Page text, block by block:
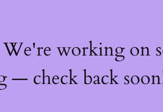
working on
— check back